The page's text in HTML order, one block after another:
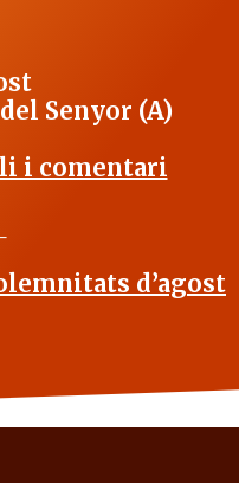
Senyor (A)
i comentari
d’agost